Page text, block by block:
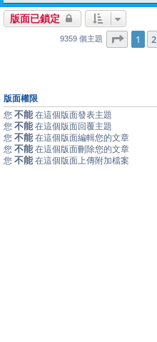
版面已鎖定
9359 個主題 第1
1 2
版面權限
您 不能 在這個版面發表主題
您 不能 在這個版面回覆主題
您 不能 在這個版面編輯您的文章
您 不能 在這個版面刪除您的文章
您 不能 在這個版面上傳附加檔案